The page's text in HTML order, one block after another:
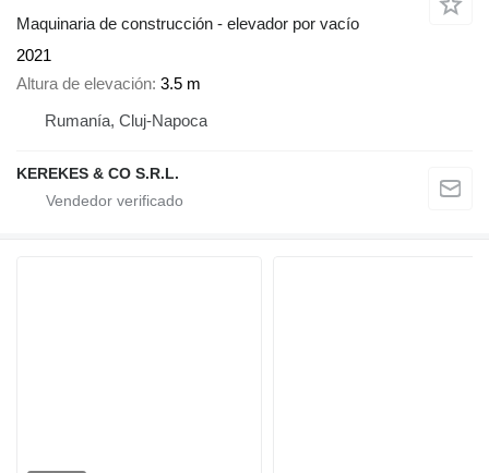
Maquinaria de construcción - elevador por vacío
2021
Altura de elevación 3.5 m
Rumanía, Cluj-Napoca
KEREKES & CO S.R.L.